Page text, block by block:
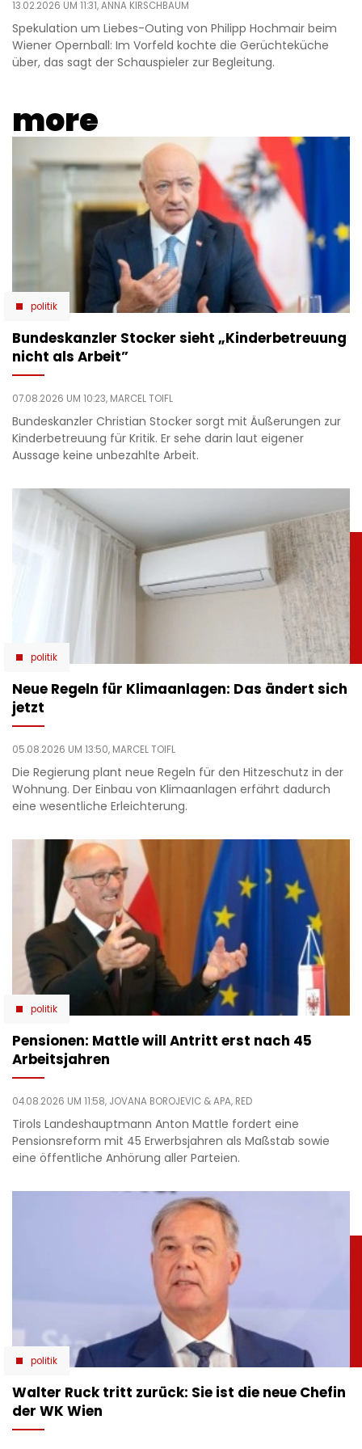
13.02.2026 UM 11:31,ANNA KIRSCHBAUM
Spekulation um Liebes-Outing von Philipp Hochmair beim
Wiener Opernball: Im Vorfeld kochte die Gerüchteküche
über, das sagt der Schauspieler zur Begleitung.
more
politik
Bundeskanzler Stocker sieht „Kinderbetreuung
nicht als Arbeit”
07.08.2026 UM 10:23, MARCEL TOIFL
Bundeskanzler Christian Stocker sorgt mit Äußerungen zur
Kinderbetreuung für Kritik. Er sehe darin laut eigener
Aussage keine unbezahlte Arbeit.
politik
Neue Regeln für Klimaanlagen: Das ändert sich
jetzt
05.08.2026 UM 13:50, MARCEL TOIFL
Die Regierung plant neue Regeln für den Hitzeschutz in der
Wohnung. Der Einbau von Klimaanlagen erfährt dadurch
eine wesentliche Erleichterung.
politik
Pensionen: Mattle will Antritt erst nach 45
Arbeitsjahren
04.08.2026 UM 11:58, JOVANA BOROJEVIC & APA, RED
Tirols Landeshauptmann Anton Mattle fordert eine
Pensionsreform mit 45 Erwerbsjahren als Maßstab sowie
eine öffentliche Anhörung aller Parteien.
politik
Walter Ruck tritt zurück: Sie ist die neue Chefin
der WK Wien